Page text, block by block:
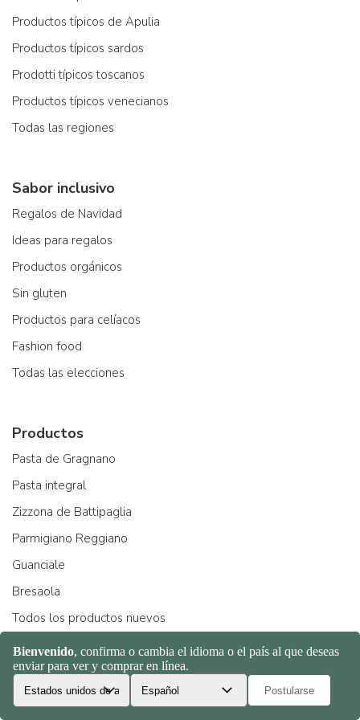
Productos típicos de Apulia
Productos típicos sardos
Prodotti típicos toscanos
Productos típicos venecianos
Todas las regiones
Sabor inclusivo
Regalos de Navidad
Ideas para regalos
Productos orgánicos
Sin gluten
Productos para celíacos
Fashion food
Todas las elecciones
Productos
Pasta de Gragnano
Pasta integral
Zizzona de Battipaglia
Parmigiano Reggiano
Guanciale
Bresaola
Todos los productos nuevos
Productores
Pastificio Felicetti